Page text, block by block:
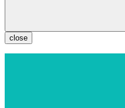
close